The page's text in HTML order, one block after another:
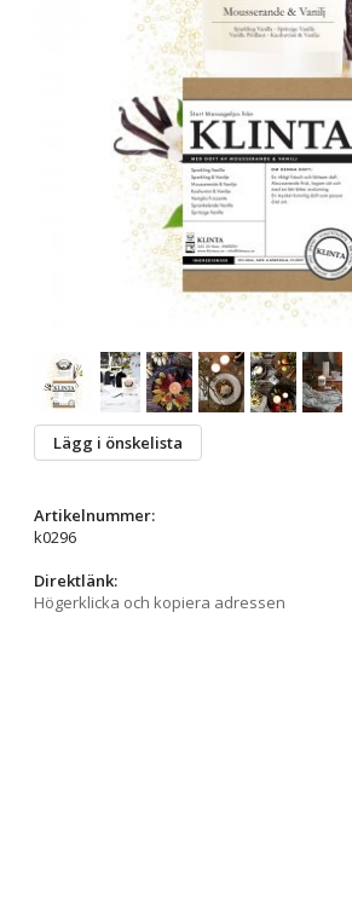
Lägg i önskelista
Artikelnummer:
k0296
Direktlänk:
Högerklicka och kopiera adressen